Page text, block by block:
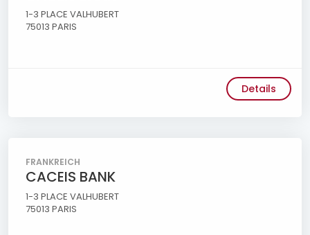
1-3 PLACE VALHUBERT
75013 PARIS
Details
FRANKREICH
CACEIS BANK
1-3 PLACE VALHUBERT
75013 PARIS